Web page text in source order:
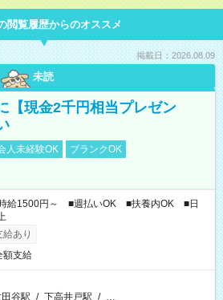
閲覧履歴からのオススメ
掲載日：2026.08.09
未読
【現金2千円相当プレゼン
人未経験OK
ブランクOK
給1500円～ ■週払いOK ■扶養内OK ■日
あり
額支給
谷駅 / 下高井戸駅 / …